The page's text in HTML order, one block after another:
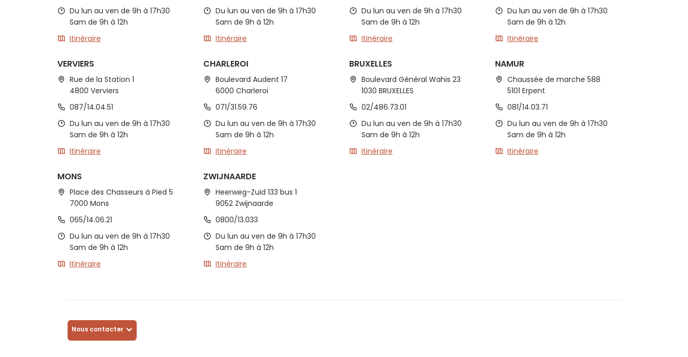
Du lun au ven de 9h à 17h30
Sam de 9h à 12h
Itinéraire
Du lun au ven de 9h à 17h30
Sam de 9h à 12h
Itinéraire
Du lun au ven de 9h à 17h30
Sam de 9h à 12h
Itinéraire
Du lun au ven de 9h à 17h30
Sam de 9h à 12h
Itinéraire
VERVIERS
Rue de la Station 1
4800 Verviers
087/14.04.51
Du lun au ven de 9h à 17h30
Sam de 9h à 12h
Itinéraire
CHARLEROI
Boulevard Audent 17
6000 Charleroi
071/31.59.76
Du lun au ven de 9h à 17h30
Sam de 9h à 12h
Itinéraire
BRUXELLES
Boulevard Général Wahis 23
1030 BRUXELLES
02/486.73.01
Du lun au ven de 9h à 17h30
Sam de 9h à 12h
Itinéraire
NAMUR
Chaussée de marche 588
5101 Erpent
081/14.03.71
Du lun au ven de 9h à 17h30
Sam de 9h à 12h
Itinéraire
MONS
Place des Chasseurs à Pied 5
7000 Mons
065/14.06.21
Du lun au ven de 9h à 17h30
Sam de 9h à 12h
Itinéraire
ZWIJNAARDE
Heerweg-Zuid 133 bus 1
9052 Zwijnaarde
0800/13.033
Du lun au ven de 9h à 17h30
Sam de 9h à 12h
Itinéraire
Nous contacter